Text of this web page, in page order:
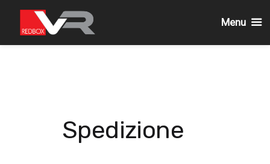
Spedizione
Menu